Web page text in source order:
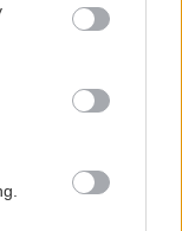
You may click to
party tags to
in below Google